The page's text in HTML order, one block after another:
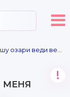
веди веди меня
МЕНЯ
!